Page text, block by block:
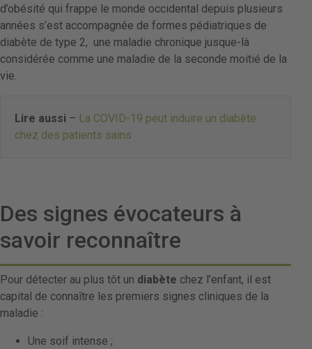
d’obésité qui frappe le monde occidental depuis plusieurs
années s’est accompagnée de formes pédiatriques de
diabète de type 2, une maladie chronique jusque-là
considérée comme une maladie de la seconde moitié de la
vie.
Lire aussi – La COVID-19 peut induire un diabète
chez des patients sains
Des signes évocateurs à
savoir reconnaître
Pour détecter au plus tôt un diabète chez l’enfant, il est
capital de connaître les premiers signes cliniques de la
maladie :
Une soif intense ;